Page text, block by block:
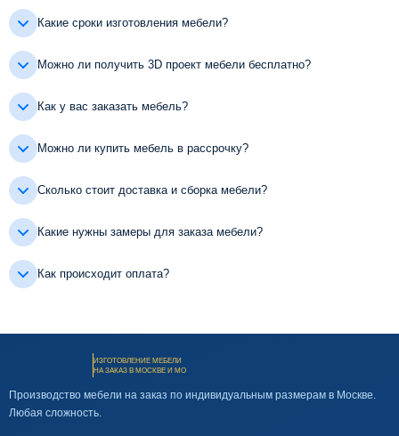
Какие сроки изготовления мебели?
Можно ли получить 3D проект мебели бесплатно?
Как у вас заказать мебель?
Можно ли купить мебель в рассрочку?
Сколько стоит доставка и сборка мебели?
Какие нужны замеры для заказа мебели?
Как происходит оплата?
ИЗГОТОВЛЕНИЕ МЕБЕЛИ
НА ЗАКАЗ В МОСКВЕ И МО
Производство мебели на заказ по индивидуальным размерам в Москве.
Любая сложность.